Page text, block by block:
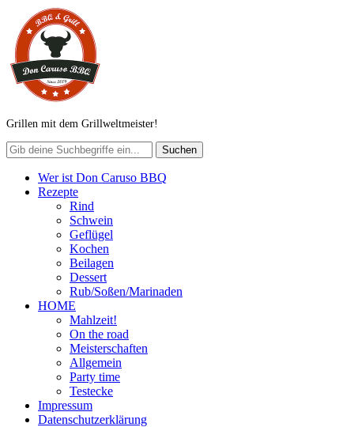
Grillen mit dem Grillweltmeister!
Wer ist Don Caruso BBQ
Rezepte
Rind
Schwein
Geflügel
Kochen
Beilagen
Dessert
Rub/Soßen/Marinaden
HOME
Mahlzeit!
On the road
Meisterschaften
Allgemein
Party time
Testecke
Impressum
Datenschutzerklärung